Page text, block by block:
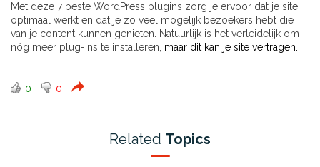
Met deze 7 beste WordPress plugins zorg je ervoor dat je site
optimaal werkt en dat je zo veel mogelijk bezoekers hebt die
van je content kunnen genieten. Natuurlijk is het verleidelijk om
nóg meer plug-ins te installeren, maar dit kan je site vertragen.
0 0
Related Topics